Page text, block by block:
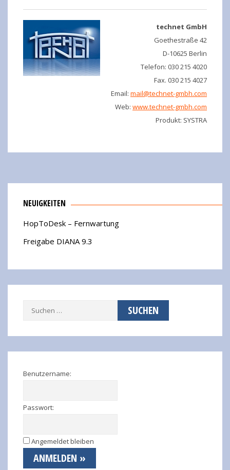
technet GmbH
Goethestraße 42
D-10625 Berlin
Telefon: 030 215 4020
Fax. 030 215 4027
Email: mail@technet-gmbh.com
Web: www.technet-gmbh.com
Produkt: SYSTRA
NEUIGKEITEN
HopToDesk – Fernwartung
Freigabe DIANA 9.3
Suchen
Benutzername:
Passwort:
Angemeldet bleiben